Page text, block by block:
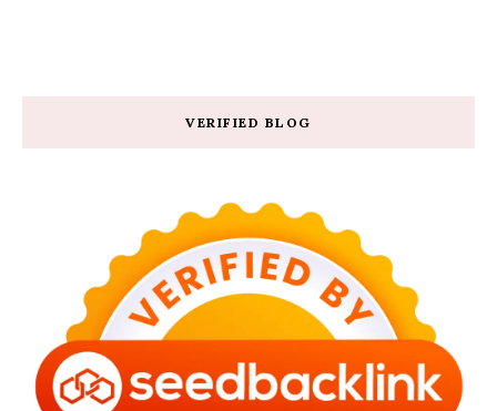
VERIFIED BLOG